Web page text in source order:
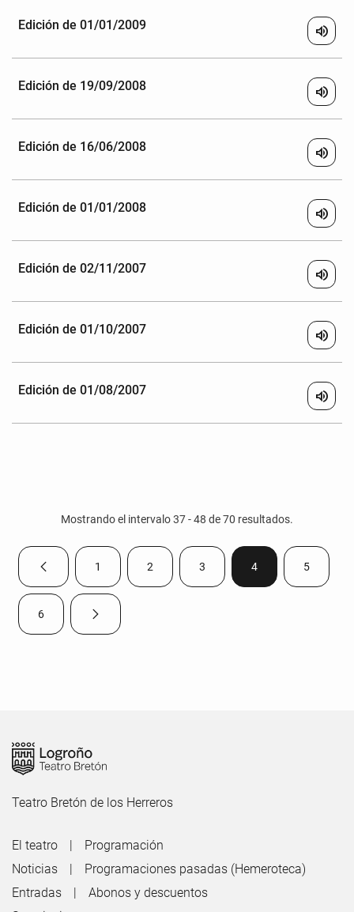
Edición de 01/01/2009 volume_up
Edición de 19/09/2008 volume_up
Edición de 16/06/2008 volume_up
Edición de 01/01/2008 volume_up
Edición de 02/11/2007 volume_up
Edición de 01/10/2007 volume_up
Edición de 01/08/2007 volume_up
Mostrando el intervalo 37 - 48 de 70 resultados.
Página anteriorPágina
1 Página
2 Página
3 Página
4 Página
5
Página
6 Página siguiente
Teatro Bretón de los Herreros
El teatro
Programación
Noticias
Programaciones pasadas (Hemeroteca)
Entradas
Abonos y descuentos